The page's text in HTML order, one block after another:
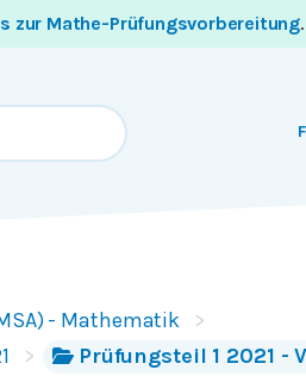
zur Mathe-Prüfungsvorbereitung.
- Mathematik
Prüfungsteil 1 2021 -